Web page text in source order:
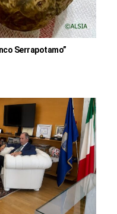
Serrapotamo”